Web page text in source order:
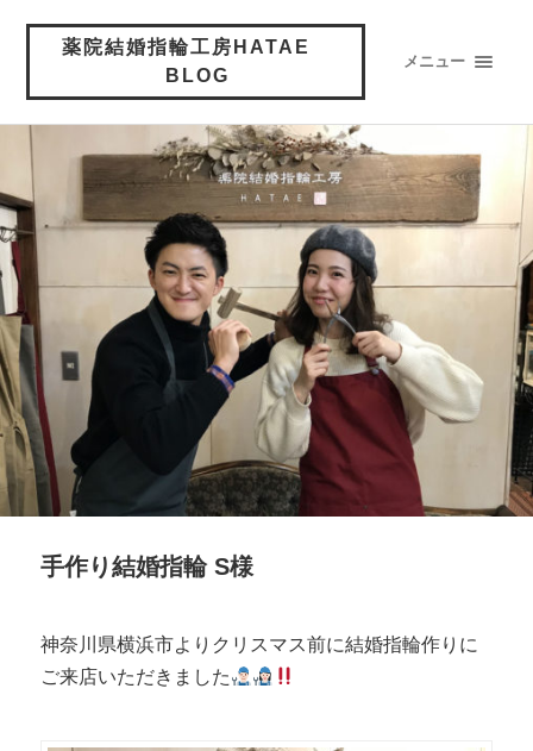
薬院結婚指輪工房HATAE
BLOG
メニュー
手作り結婚指輪 S様
神奈川県横浜市よりクリスマス前に結婚指輪作りに
ご来店いただきました